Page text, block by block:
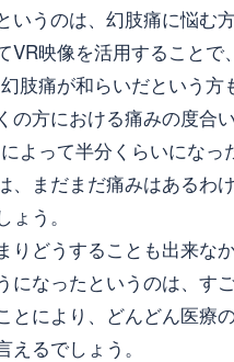
いうのは、幻肢痛に悩む
VR映像を活用することで
肢痛が和らいだという方
の方における痛みの度合
よって半分くらいにな
、まだまだ痛みはあるわ
う。
りどうすることも出来な
になったというのは、す
とにより、どんどん医療
るでしょう。